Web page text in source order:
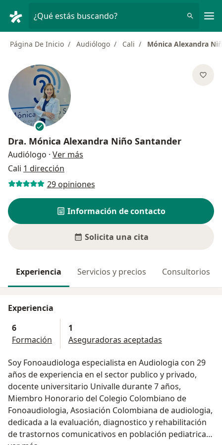
¿Qué estás buscando?
Página De Inicio Audiólogo Cali Mónica Alexandra
Dra. Mónica Alexandra Niño Santander
Audiólogo · Ver más
Cali 1 dirección
29 opiniones
Información de contacto
Solicita una cita
Experiencia Servicios y precios Consultorios
Experiencia
6
Formación
1
Aseguradoras aceptadas
Soy Fonoaudiologa especialista en Audiologia con 29
años de experiencia en el sector publico y privado,
docente universitario Univalle durante 7 años,
Miembro Honorario del Colegio Colombiano de
Fonoaudiologia, Asosiación Colombiana de audiologia,
dedicada a la evaluación, diagnostico y rehabilitación
de trastornos comunicativos en población pediatrica y